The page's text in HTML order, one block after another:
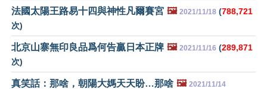
法國太陽王路易十四與神性凡爾賽宮 🖼️ 2021/11/18 (788,721
次)
北京山寨無印良品爲何告贏日本正牌 🖼️ 2021/11/16 (289,871
次)
真笑話：那啥，朝陽大媽天天盼…那啥 🖼️ 2021/11/14